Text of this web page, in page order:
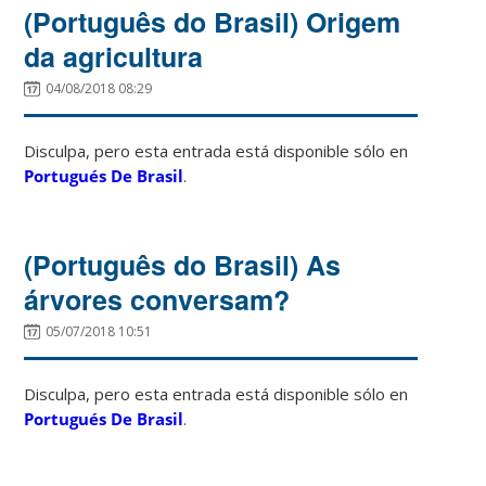
(Português do Brasil) Origem
da agricultura
04/08/2018 08:29
Disculpa, pero esta entrada está disponible sólo en
Portugués De Brasil.
(Português do Brasil) As
árvores conversam?
05/07/2018 10:51
Disculpa, pero esta entrada está disponible sólo en
Portugués De Brasil.